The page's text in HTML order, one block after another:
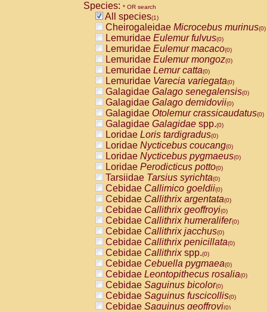
Species: * OR search
All species(1)
Cheirogaleidae Microcebus murinus(0)
Lemuridae Eulemur fulvus(0)
Lemuridae Eulemur macaco(0)
Lemuridae Eulemur mongoz(0)
Lemuridae Lemur catta(0)
Lemuridae Varecia variegata(0)
Galagidae Galago senegalensis(0)
Galagidae Galago demidovii(0)
Galagidae Otolemur crassicaudatus(0)
Galagidae Galagidae spp.(0)
Loridae Loris tardigradus(0)
Loridae Nycticebus coucang(0)
Loridae Nycticebus pygmaeus(0)
Loridae Perodicticus potto(0)
Tarsiidae Tarsius syrichta(0)
Cebidae Callimico goeldii(0)
Cebidae Callithrix argentata(0)
Cebidae Callithrix geoffroyi(0)
Cebidae Callithrix humeralifer(0)
Cebidae Callithrix jacchus(0)
Cebidae Callithrix penicillata(0)
Cebidae Callithrixspp.(0)
Cebidae Cebuella pygmaea(0)
Cebidae Leontopithecus rosalia(0)
Cebidae Saguinus bicolor(0)
Cebidae Saguinus fuscicollis(0)
Cebidae Saguinus geoffroyi(0)